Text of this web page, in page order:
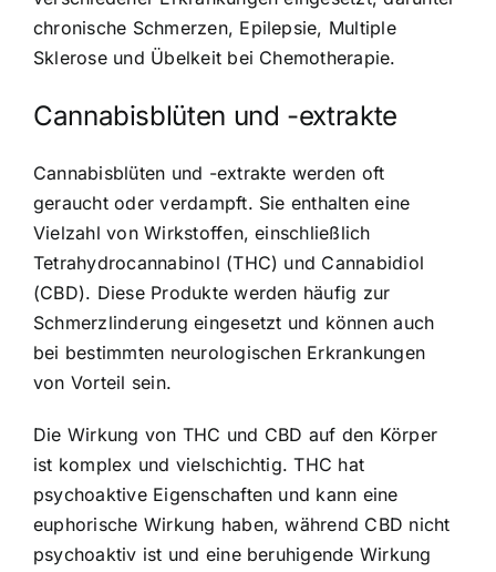
chronische Schmerzen, Epilepsie, Multiple
Sklerose und Übelkeit bei Chemotherapie.
Cannabisblüten und -extrakte
Cannabisblüten und -extrakte werden oft
geraucht oder verdampft. Sie enthalten eine
Vielzahl von Wirkstoffen, einschließlich
Tetrahydrocannabinol (THC) und Cannabidiol
(CBD). Diese Produkte werden häufig zur
Schmerzlinderung eingesetzt und können auch
bei bestimmten neurologischen Erkrankungen
von Vorteil sein.
Die Wirkung von THC und CBD auf den Körper
ist komplex und vielschichtig. THC hat
psychoaktive Eigenschaften und kann eine
euphorische Wirkung haben, während CBD nicht
psychoaktiv ist und eine beruhigende Wirkung